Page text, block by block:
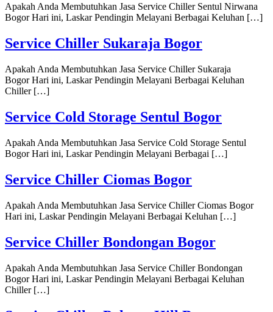
Apakah Anda Membutuhkan Jasa Service Chiller Sentul Nirwana
Bogor Hari ini, Laskar Pendingin Melayani Berbagai Keluhan […]
Service Chiller Sukaraja Bogor
Apakah Anda Membutuhkan Jasa Service Chiller Sukaraja
Bogor Hari ini, Laskar Pendingin Melayani Berbagai Keluhan
Chiller […]
Service Cold Storage Sentul Bogor
Apakah Anda Membutuhkan Jasa Service Cold Storage Sentul
Bogor Hari ini, Laskar Pendingin Melayani Berbagai […]
Service Chiller Ciomas Bogor
Apakah Anda Membutuhkan Jasa Service Chiller Ciomas Bogor
Hari ini, Laskar Pendingin Melayani Berbagai Keluhan […]
Service Chiller Bondongan Bogor
Apakah Anda Membutuhkan Jasa Service Chiller Bondongan
Bogor Hari ini, Laskar Pendingin Melayani Berbagai Keluhan
Chiller […]